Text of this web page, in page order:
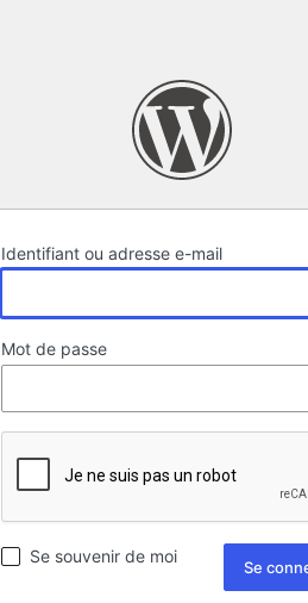
Identifiant ou adresse e-mail
Mot de passe
Se souvenir de moi